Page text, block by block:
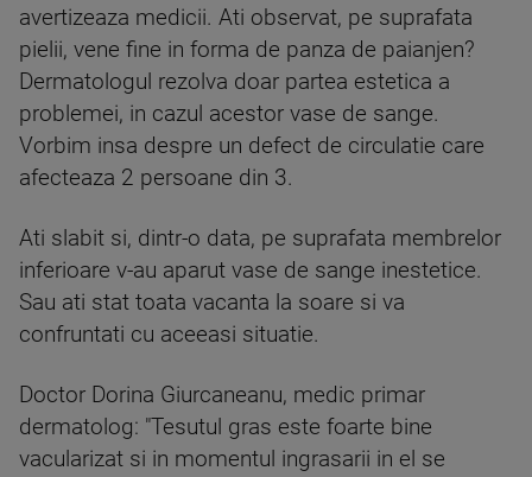
avertizeaza medicii. Ati observat, pe suprafata
pielii, vene fine in forma de panza de paianjen?
Dermatologul rezolva doar partea estetica a
problemei, in cazul acestor vase de sange.
Vorbim insa despre un defect de circulatie care
afecteaza 2 persoane din 3.
Ati slabit si, dintr-o data, pe suprafata membrelor
inferioare v-au aparut vase de sange inestetice.
Sau ati stat toata vacanta la soare si va
confruntati cu aceeasi situatie.
Doctor Dorina Giurcaneanu, medic primar
dermatolog: "Tesutul gras este foarte bine
vacularizat si in momentul ingrasarii in el se